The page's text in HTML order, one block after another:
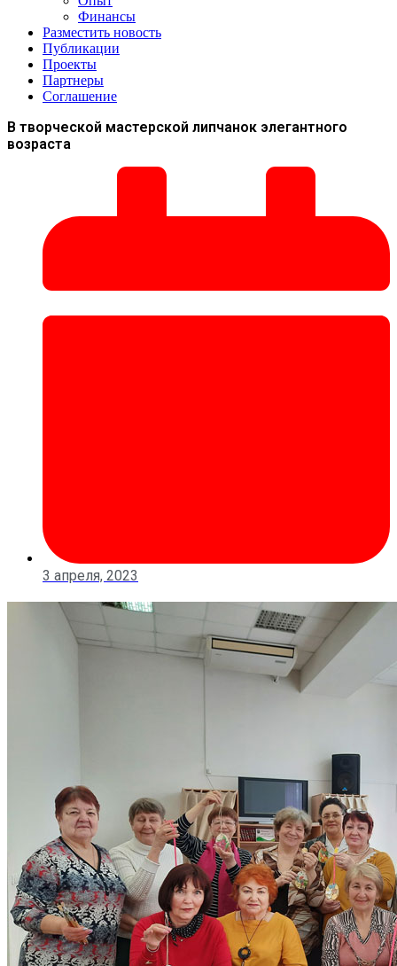
Финансы
Разместить новость
Публикации
Проекты
Партнеры
Соглашение
В творческой мастерской липчанок элегантного
возраста
3 апреля, 2023